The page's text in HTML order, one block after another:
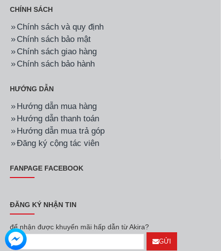
CHÍNH SÁCH
Chính sách và quy định
Chính sách bảo mật
Chính sách giao hàng
Chính sách bảo hành
HƯỚNG DẪN
Hướng dẫn mua hàng
Hướng dẫn thanh toán
Hướng dẫn mua trả góp
Đăng ký cộng tác viên
FANPAGE FACEBOOK
ĐĂNG KÝ NHẬN TIN
để nhận được khuyến mãi hấp dẫn từ Akira?
GỬI